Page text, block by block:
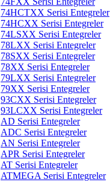
74HCTXX Serisi Entegreler
74HCXX Serisi Entegreler
74LSXX Serisi Entegreler
78LXX Serisi Entegreler
78SXX Serisi Entegreler
78XX Serisi Entegreler
79LXX Serisi Entegreler
79XX Serisi Entegreler
93CXX Serisi Entegreler
93LCXX Serisi Entegreler
AD Serisi Entegreler
ADC Serisi Entegreler
AN Serisi Entegreler
APR Serisi Entegreler
AT Serisi Entegreler
ATMEGA Serisi Entegreler